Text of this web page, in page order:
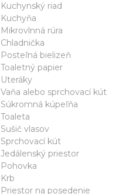
Kuchynský riad
Kuchyňa
Mikrovlnná rúra
Chladnička
Posteľná bielizeň
Toaletný papier
Uteráky
Vaňa alebo sprchovací kút
Súkromná kúpeľňa
Toaleta
Sušič vlasov
Sprchovací kút
Jedálenský priestor
Pohovka
Krb
Priestor na posedenie